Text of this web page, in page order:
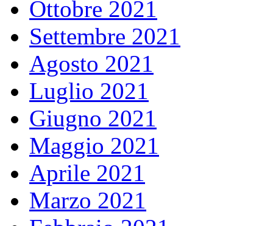
Ottobre 2021
Settembre 2021
Agosto 2021
Luglio 2021
Giugno 2021
Maggio 2021
Aprile 2021
Marzo 2021